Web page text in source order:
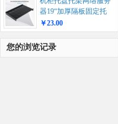
器19“加厚隔板固定托
板多型号开放机柜挡
板...
￥23.00
您的浏览记录